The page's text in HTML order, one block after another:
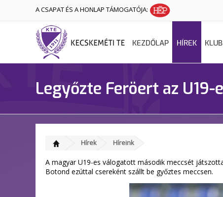
A CSAPAT ÉS A HONLAP TÁMOGATÓJA:
KEZDŐLAP HÍREK KLUB
Legyőzte Feröert az
Hírek Híreink
A magyar U19-es válogatott második meccsét
Botond ezúttal csereként szállt be győztes meccsen.